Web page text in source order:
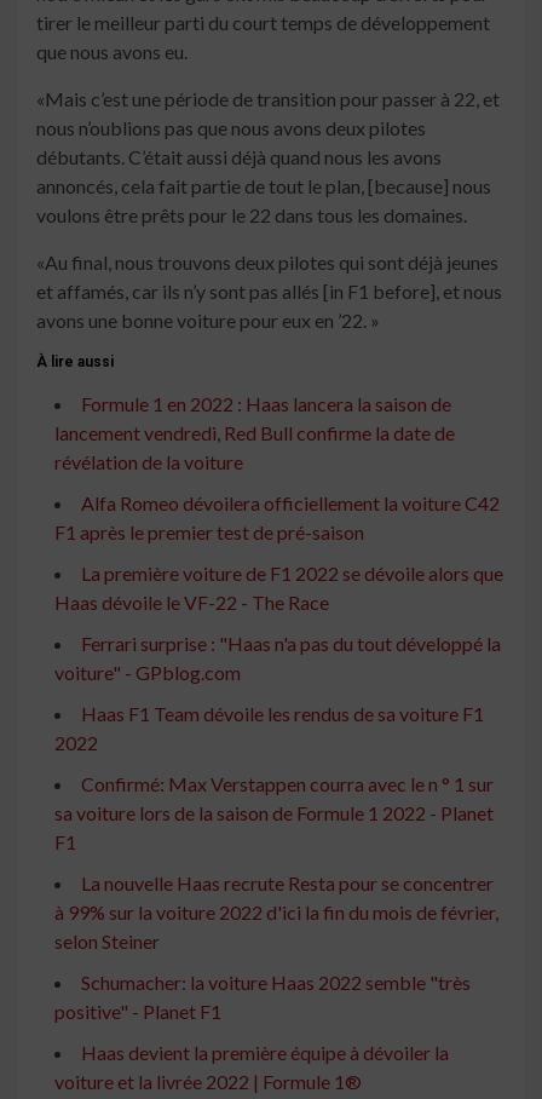
tirer le meilleur parti du court temps de développement
que nous avons eu.
«Mais c’est une période de transition pour passer à 22, et
nous n’oublions pas que nous avons deux pilotes
débutants. C’était aussi déjà quand nous les avons
annoncés, cela fait partie de tout le plan, [because] nous
voulons être prêts pour le 22 dans tous les domaines.
«Au final, nous trouvons deux pilotes qui sont déjà jeunes
et affamés, car ils n’y sont pas allés [in F1 before], et nous
avons une bonne voiture pour eux en ’22. »
À lire aussi
Formule 1 en 2022 : Haas lancera la saison de
lancement vendredi, Red Bull confirme la date de
révélation de la voiture
Alfa Romeo dévoilera officiellement la voiture C42
F1 après le premier test de pré-saison
La première voiture de F1 2022 se dévoile alors que
Haas dévoile le VF-22 - The Race
Ferrari surprise : "Haas n'a pas du tout développé la
voiture" - GPblog.com
Haas F1 Team dévoile les rendus de sa voiture F1
2022
Confirmé: Max Verstappen courra avec le n ° 1 sur
sa voiture lors de la saison de Formule 1 2022 - Planet
F1
La nouvelle Haas recrute Resta pour se concentrer
à 99% sur la voiture 2022 d'ici la fin du mois de février,
selon Steiner
Schumacher: la voiture Haas 2022 semble "très
positive" - ​​Planet F1
Haas devient la première équipe à dévoiler la
voiture et la livrée 2022 | Formule 1®